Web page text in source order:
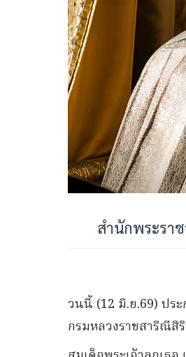
สำนักพระรา
วนนี้ (12 มิ.ย.69) ปร
กรมหลวงราชสาริณีสิ